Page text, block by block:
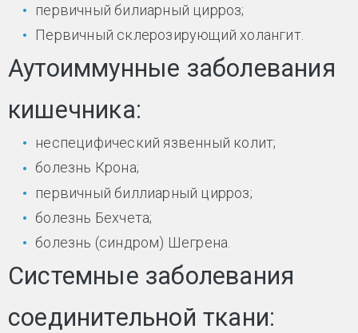
первичный билиарный цирроз;
Первичный склерозирующий холангит.
Аутоиммунные заболевания
кишечника:
неспецифический язвенный колит;
болезнь Крона;
первичный биллиарный цирроз;
болезнь Бехчета;
болезнь (синдром) Шегрена.
Системные заболевания
соединительной ткани: